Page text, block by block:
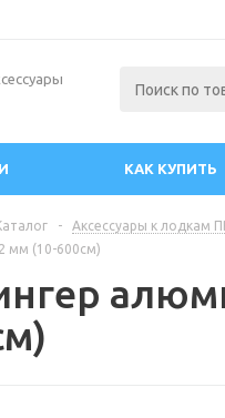
КАК КУПИТЬ
- Аксессуары к лодкам
мм (10-600см)